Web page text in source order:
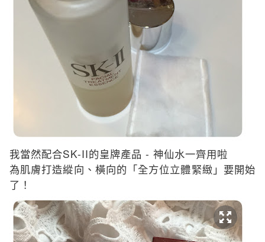
我當然配合SK-II的皇牌產品 - 神仙水一齊用啦
為肌膚打造縱向、橫向的「全方位立體緊緻」要開始
了！